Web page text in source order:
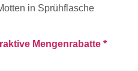
in Sprühflasche
Mengenrabatte *